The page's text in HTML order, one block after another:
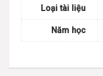
Loại tài liệu
Năm học